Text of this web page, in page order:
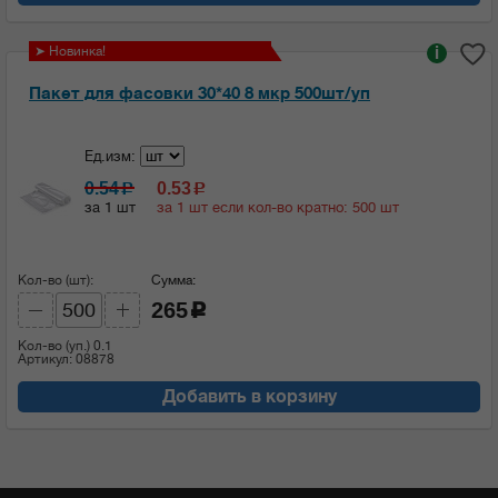
➤ Новинка!
Пакет для фасовки 30*40 8 мкр 500шт/уп
i
Ед.изм:
0.54c
за 1 шт
0.53 c
за 1 шт если кол-во кратно: 500 шт
Кол-во (шт):
Кол-во (уп.) 0.1
Артикул: 08878
Сумма:
265 c
Добавить в корзину